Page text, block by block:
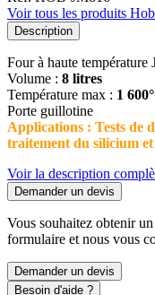
Voir tous les produits
Description
Four à haute température
Volume : 8 litres
Température max : 1
Porte guillotine
Applications : Tests de
traitement du silicium et
Voir la description
Demander un devis
Vous souhaitez obtenir
formulaire et nous vous
Demander un devis
Besoin d'aide ?